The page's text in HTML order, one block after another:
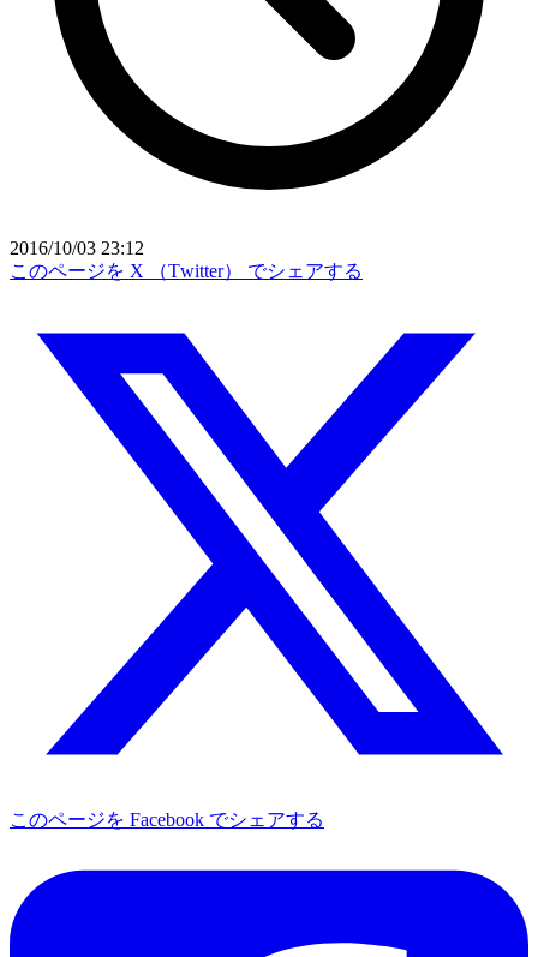
2016/10/03 23:12
このページを X （Twitter） でシェアする
このページを Facebook でシェアする